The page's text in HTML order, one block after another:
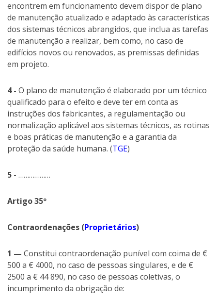
encontrem em funcionamento devem dispor de plano
de manutenção atualizado e adaptado às características
dos sistemas técnicos abrangidos, que inclua as tarefas
de manutenção a realizar, bem como, no caso de
edifícios novos ou renovados, as premissas definidas
em projeto.
4 - O plano de manutenção é elaborado por um técnico
qualificado para o efeito e deve ter em conta as
instruções dos fabricantes, a regulamentação ou
normalização aplicável aos sistemas técnicos, as rotinas
e boas práticas de manutenção e a garantia da
proteção da saúde humana. (TGE)
5 - ………………
Artigo 35º
Contraordenações (Proprietários)
1 — Constitui contraordenação punível com coima de €
500 a € 4000, no caso de pessoas singulares, e de €
2500 a € 44 890, no caso de pessoas coletivas, o
incumprimento da obrigação de: